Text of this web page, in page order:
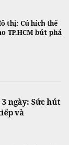
thị: Cú hích thể
TP.HCM bứt phá
ngày: Sức hút
và